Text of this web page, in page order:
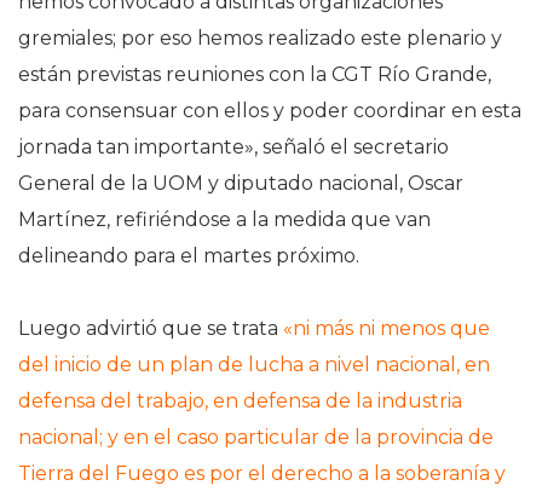
gremiales; por eso hemos realizado este plenario y
están previstas reuniones con la CGT Río Grande,
para consensuar con ellos y poder coordinar en esta
jornada tan importante», señaló el secretario
General de la UOM y diputado nacional, Oscar
Martínez, refiriéndose a la medida que van
delineando para el martes próximo.
Luego advirtió que se trata «ni más ni menos que
del inicio de un plan de lucha a nivel nacional, en
defensa del trabajo, en defensa de la industria
nacional; y en el caso particular de la provincia de
Tierra del Fuego es por el derecho a la soberanía y